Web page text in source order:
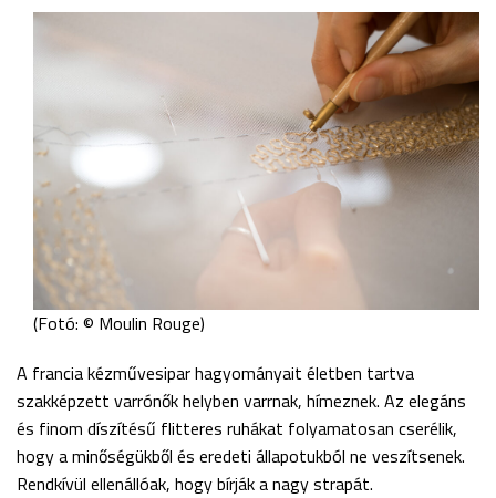
(Fotó: © Moulin Rouge)
A francia kézművesipar hagyományait életben tartva
szakképzett varrónők helyben varrnak, hímeznek. Az elegáns
és finom díszítésű flitteres ruhákat folyamatosan cserélik,
hogy a minőségükből és eredeti állapotukból ne veszítsenek.
Rendkívül ellenállóak, hogy bírják a nagy strapát.